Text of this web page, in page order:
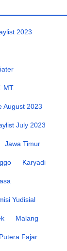
2023
MT.
August 2023
July 2023
Jawa Timur
Karyadi
Yudisial
Malang
Fajar